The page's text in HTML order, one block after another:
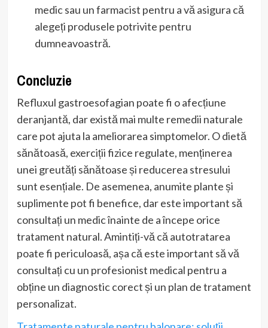
medic sau un farmacist pentru a vă asigura că
alegeți produsele potrivite pentru
dumneavoastră.
Concluzie
Refluxul gastroesofagian poate fi o afecțiune
deranjantă, dar există mai multe remedii naturale
care pot ajuta la ameliorarea simptomelor. O dietă
sănătoasă, exerciții fizice regulate, menținerea
unei greutăți sănătoase și reducerea stresului
sunt esențiale. De asemenea, anumite plante și
suplimente pot fi benefice, dar este important să
consultați un medic înainte de a începe orice
tratament natural. Amintiți-vă că autotratarea
poate fi periculoasă, așa că este important să vă
consultați cu un profesionist medical pentru a
obține un diagnostic corect și un plan de tratament
personalizat.